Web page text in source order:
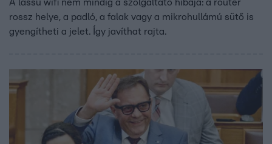
A lassú wifi nem mindig a szolgáltató hibája: a router
rossz helye, a padló, a falak vagy a mikrohullámú sütő is
gyengítheti a jelet. Így javíthat rajta.